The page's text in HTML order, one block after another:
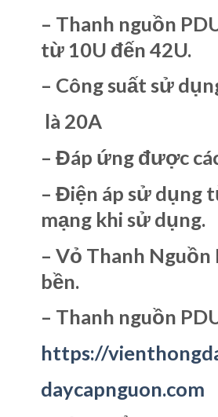
– Thanh nguồn
từ 10U đến 42U.
– Công suất sử
là 20A
– Đáp ứng được
– Điện áp sử dụng
mạng khi sử dụng.
– Vỏ Thanh
bền.
– Thanh nguồn
https://
daycapnguon.com